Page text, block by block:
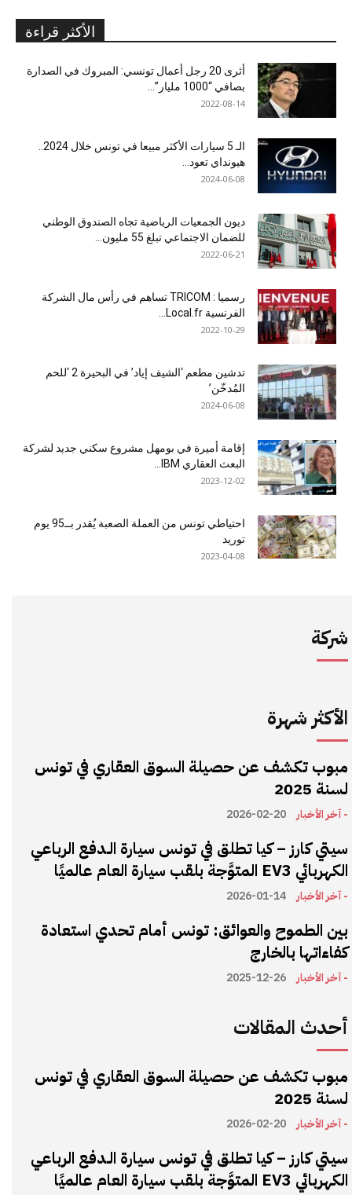
الأكثر قراءة
أثرى 20 رجل أعمال تونسي: المبروك في الصدارة
بصافي “1000 مليار”...
2022-08-14
هيونداي تعود...
2024-06-08
ديون الجمعيات الرياضية تجاه الصندوق الوطني
للضمان الاجتماعي تبلغ 55 مليون...
2022-06-21
رسميا : TRICOM تساهم في رأس مال الشركة
الفرنسية Local.fr...
2022-10-29
تدشين مطعم ‘الشيف إياد’ في البحيرة 2 ‘للحم
المُدخّن’
2024-06-08
إقامة أميرة في بومهل مشروع سكني جديد لشركة
البعث العقاري IBM...
2023-12-02
احتياطي تونس من العملة الصعبة يُقدر بــ95 يوم
توريد
2023-04-08
شركة
الأكثر شهرة
مبوب تكشف عن حصيلة السوق العقاري في تونس
لسنة 2025
- آخر الأخبار 2026-02-20
سيتي كارز – كيا تطلق في تونس سيارة الـدفع الرباعي
الكهربائي EV3 المتوَّجة بلقب سيارة العام عالميًا
- آخر الأخبار 2026-01-14
بين الطموح والعوائق: تونس أمام تحدي استعادة
كفاءاتها بالخارج
- آخر الأخبار 2025-12-26
أحدث المقالات
مبوب تكشف عن حصيلة السوق العقاري في تونس
لسنة 2025
- آخر الأخبار 2026-02-20
سيتي كارز – كيا تطلق في تونس سيارة الـدفع الرباعي
الكهربائي EV3 المتوَّجة بلقب سيارة العام عالميًا